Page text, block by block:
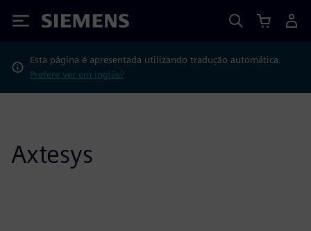
Siemens
Esta página é apresentada utilizando tradução automática.
Prefere ver em inglês?
Axtesys